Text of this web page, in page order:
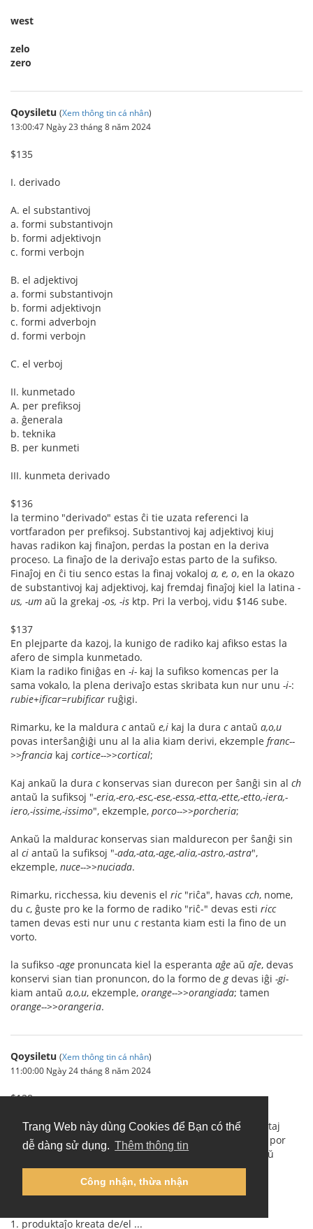
Trang Web này dùng Cookies để Bạn có thể
dễ dàng sử dụng. Thêm thông tin
Công nhận, thừa nhận
west
zelo
zero
Qoysiletu (Xem thông tin cá nhân)
13:00:47 Ngày 23 tháng 8 năm 2024
$135
I. derivado
A. el substantivoj
a. formi substantivojn
b. formi adjektivojn
c. formi verbojn
B. el adjektivoj
a. formi substantivojn
b. formi adjektivojn
c. formi adverbojn
d. formi verbojn
C. el verboj
II. kunmetado
A. per prefiksoj
a. ĝenerala
b. teknika
B. per kunmeti
III. kunmeta derivado
$136
la termino "derivado" estas ĉi tie uzata referenci la
vortfaradon per prefiksoj. Substantivoj kaj adjektivoj kiuj
havas radikon kaj finaĵon, perdas la postan en la deriva
proceso. La finaĵo de la derivaĵo estas parto de la sufikso.
Finaĵoj en ĉi tiu senco estas la finaj vokaloj a, e, o, en la okazo
de substantivoj kaj adjektivoj, kaj fremdaj finaĵoj kiel la latina -
us, -um aŭ la grekaj -os, -is ktp. Pri la verboj, vidu $146 sube.
$137
En plejparte da kazoj, la kunigo de radiko kaj afikso estas la
afero de simpla kunmetado.
Kiam la radiko finiĝas en -i- kaj la sufikso komencas per la
sama vokalo, la plena derivaĵo estas skribata kun nur unu -i-:
rubie+ificar=rubificar ruĝigi.
Rimarku, ke la maldura cantaŭ e,i kaj la dura cantaŭ a,o,u
povas interŝanĝiĝi unu al la alia kiam derivi, ekzemple franc--
>>francia kaj cortice-->>cortical;
Kaj ankaŭ la dura ckonservas sian durecon per ŝanĝi sin al ch
antaŭ la sufiksoj "-eria,-ero,-esc,-ese,-essa,-etta,-ette,-etto,-iera,-
iero,-issime,-issimo", ekzemple, porco-->>porcheria;
Ankaŭ la maldurackonservas sian maldurecon per ŝanĝi sin
al ci antaŭ la sufiksoj "-ada,-ata,-age,-alia,-astro,-astra",
ekzemple, nuce-->>nuciada.
Rimarku, ricchessa, kiu devenis el ric"riĉa", havas cch, nome,
du c, ĝuste pro ke la formo de radiko "riĉ-" devas esti ricc
tamen devas esti nur unu crestanta kiam esti la fino de un
vorto.
la sufikso -age pronuncata kiel la esperanta aĝe aŭ aĵe, devas
konservi sian tian pronuncon, do la formo degdevas iĝi -gi-
kiam antaŭ a,o,u, ekzemple, orange-->>orangiada; tamen
orange-->>orangeria.
Qoysiletu (Xem thông tin cá nhân)
11:00:00 Ngày 24 tháng 8 năm 2024
$138
Substantivoj derivataj de substantivoj, per sufiksoj listataj
sube. Tiuj kiuj povas indiki personon havas la finaĵon
por
inoj kaj oni povas ŝanĝiaalopor indiki virojn, kaj ankaŭ
inverse. Vidu $24 supre.
-ada
1. produktaĵo kreata de/el ...